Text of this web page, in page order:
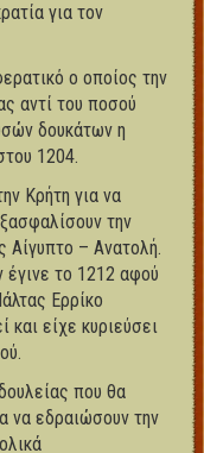
για τον
ο οποίος την
αντί του ποσού
δουκάτων η
1204.
Κρήτη για να
την
Αίγυπτο – Ανατολή.
το 1212 αφού
Ερρίκο
είχε κυριεύσει
που θα
να εδραιώσουν την